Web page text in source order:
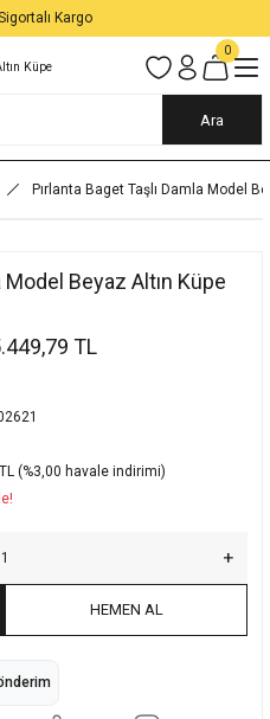
Kargo
Ara
0
Pırlanta Baget Taşlı Damla Model
Model Beyaz Altın Küpe
TL
(%3,00 havale indirimi)
HEMEN AL